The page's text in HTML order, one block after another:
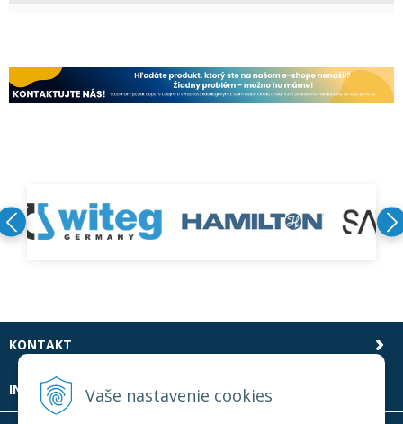
Vaše nastavenie cookies
KONTAKT
INFOLINKA